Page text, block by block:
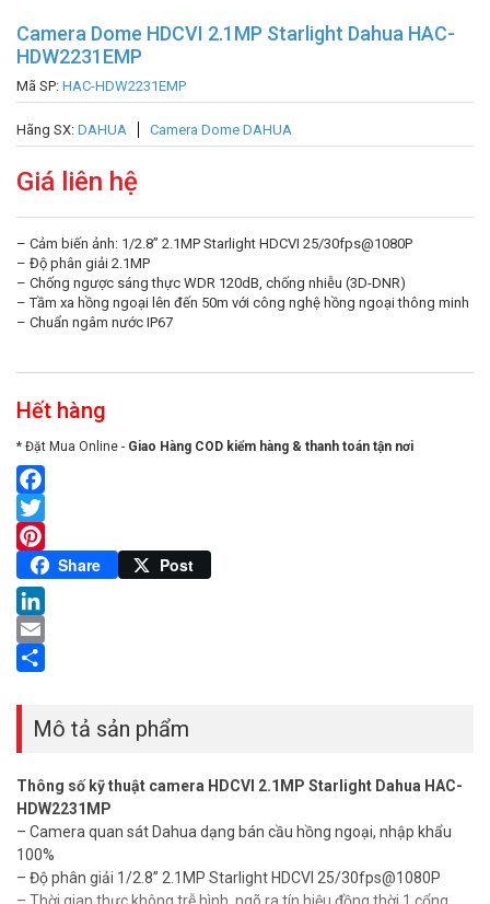
Camera Dome HDCVI 2.1MP Starlight Dahua HAC-
HDW2231EMP
Mã SP: HAC-HDW2231EMP
Hãng SX: DAHUA Camera Dome DAHUA
Giá liên hệ
– Cảm biến ảnh: 1/2.8” 2.1MP Starlight HDCVI 25/30fps@1080P
– Độ phân giải 2.1MP
– Chống ngược sáng thực WDR 120dB, chống nhiễu (3D-DNR)
– Tầm xa hồng ngoại lên đến 50m với công nghệ hồng ngoại thông minh
– Chuẩn ngâm nước IP67
Hết hàng
* Đặt Mua Online - Giao Hàng COD kiểm hàng & thanh toán tận nơi
Facebook
Twitter
Pinterest
Share Post
LinkedIn
Email
Mô tả sản phẩm
Thông số kỹ thuật camera HDCVI 2.1MP Starlight Dahua HAC-
HDW2231MP
– Camera quan sát Dahua dạng bán cầu hồng ngoại, nhập khẩu
100%
– Độ phân giải 1/2.8” 2.1MP Starlight HDCVI 25/30fps@1080P
– Thời gian thực không trễ hình, ngõ ra tín hiệu đồng thời 1 cổng